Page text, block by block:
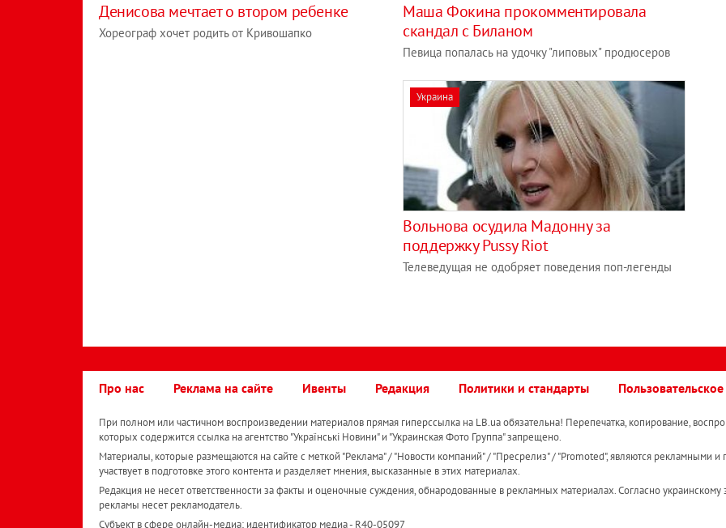
Денисова мечтает о втором ребенке
Хореограф хочет родить от Кривошапко
Маша Фокина прокомментировала
скандал с Биланом
Певица попалась на удочку "липовых" продюсеров
Украина
Вольнова осудила Мадонну за
поддержку Pussy Riot
Телеведущая не одобряет поведения поп-легенды
Про нас Реклама на сайте Ивенты Редакция Политики и стандарты
При полном или частичном воспроизведении материалов прямая гиперссылка на LB.ua обязательна! Перепечатка, копирование,
которых содержится ссылка на агентство "Українськi Новини" и "Украинская Фото Группа" запрещено.
Материалы, которые размещаются на сайте с меткой "Реклама" / "Новости компаний" / "Пресрелиз" / "Promoted", являются рекламными и
участвует в подготовке этого контента и разделяет мнения, высказанные в этих материалах.
Редакция не несет ответственности за факты и оценочные суждения, обнародованные в рекламных материалах. Согласно украинскому
рекламы несет рекламодатель.
Субъект в сфере онлайн-медиа; идентификатор медиа - R40-05097